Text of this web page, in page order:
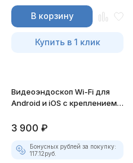
В корзину
Купить в 1 клик
Видеоэндоскоп Wi-Fi для
Android и iOS с креплением
3 900 ₽
Бонусных рублей за покупку:
117.12руб.